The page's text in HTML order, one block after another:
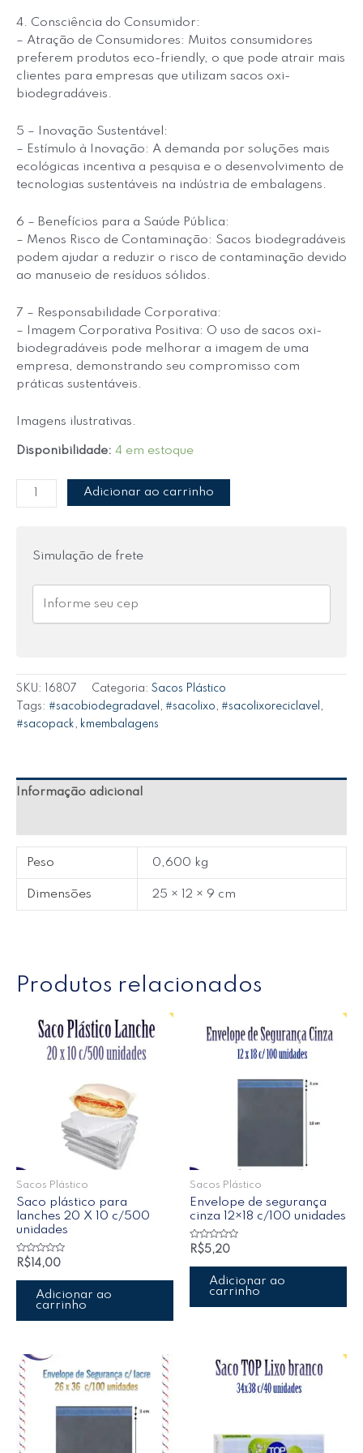
4. Consciência do Consumidor:
– Atração de Consumidores: Muitos consumidores
preferem produtos eco-friendly, o que pode atrair mais
clientes para empresas que utilizam sacos oxi-
biodegradáveis.
5 – Inovação Sustentável:
– Estímulo à Inovação: A demanda por soluções mais
ecológicas incentiva a pesquisa e o desenvolvimento de
tecnologias sustentáveis na indústria de embalagens.
6 – Benefícios para a Saúde Pública:
– Menos Risco de Contaminação: Sacos biodegradáveis
podem ajudar a reduzir o risco de contaminação devido
ao manuseio de resíduos sólidos.
7 – Responsabilidade Corporativa:
– Imagem Corporativa Positiva: O uso de sacos oxi-
biodegradáveis pode melhorar a imagem de uma
empresa, demonstrando seu compromisso com
práticas sustentáveis.
Imagens ilustrativas.
Disponibilidade: 4 em estoque
Adicionar ao carrinho
Simulação de frete
SKU: 16807 Categoria: Sacos Plástico
Tags: #sacobiodegradavel , #sacolixo, #sacolixoreciclavel ,
#sacopack, kmembalagens
Informação adicional
Peso 0,600 kg
Dimensões 25 × 12 × 9 cm
Produtos relacionados
Sacos Plástico
Saco plástico para
lanches 20 X 10 c/500
unidades
Avaliação
de
R$ 14,00
Adicionar ao
carrinho
Sacos Plástico
Envelope de segurança
cinza 12×18 c/100 unidades
Avaliação
de
R$5,20
Adicionar ao
carrinho